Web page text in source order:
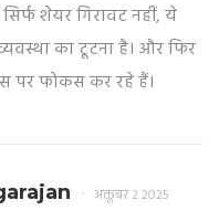
शेयर गिरावट नहीं, ये
का टूटना है। और फिर
पर फोकस कर रहे हैं।
अक्तूबर 2 2025